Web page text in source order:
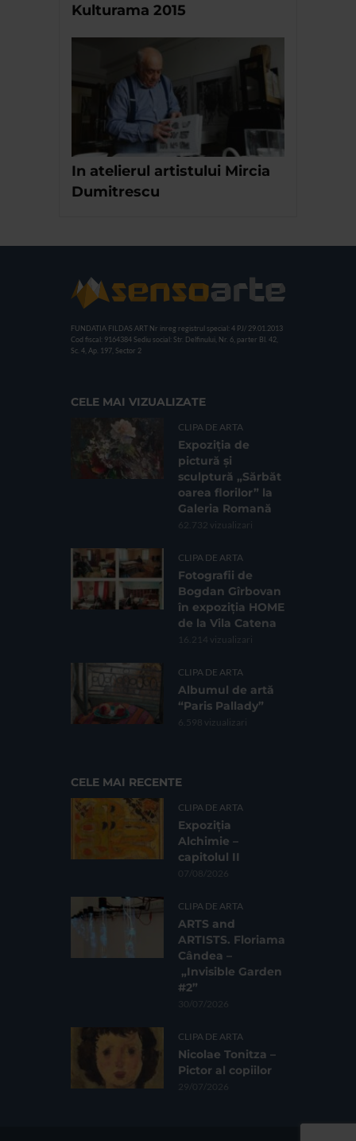
Kulturama 2015
In atelierul artistului Mircia
Dumitrescu
FUNDATIA FILDAS ART Nr inreg registrul special: 4 PJ/ 29.01.2013
Cod fiscal: 9164384 Sediu social: Str. Delfinului, Nr. 6, parter Bl. 42,
Sc. 4, Ap. 197, Sector 2
CELE MAI VIZUALIZATE
CLIPA DE ARTA
Expoziția de
pictură și
sculptură „Sărbăt
oarea florilor” la
Galeria Romană
62.732 vizualizari
CLIPA DE ARTA
Fotografii de
Bogdan Gîrbovan
în expoziția HOME
de la Vila Catena
16.214 vizualizari
CLIPA DE ARTA
Albumul de artă
“Paris Pallady”
6.598 vizualizari
CELE MAI RECENTE
CLIPA DE ARTA
Expoziția
Alchimie –
capitolul II
07/08/2026
CLIPA DE ARTA
ARTS and
ARTISTS. Floriama
Cândea –
„Invisible Garden
#2”
30/07/2026
CLIPA DE ARTA
Nicolae Tonitza –
Pictor al copiilor
29/07/2026